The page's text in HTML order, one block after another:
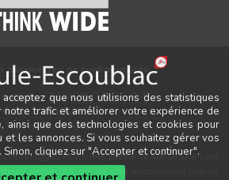
paramètres de confidentialité
3V.WORLD&New3S ®
© 2021-2026 New3S®
Tous droits réservés.
logos et visuels présents sur ce site sont
respectifs, qui ne sont aucunement liés ou
que nous utilisions des statistiques
notre trafic et améliorer votre expérience de
ainsi que des technologies et cookies pour
les annonces. Si vous souhaitez gérer vos
. Sinon, cliquez sur "Accepter et continuer".